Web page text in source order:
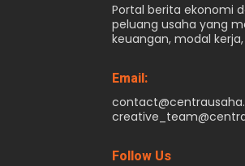
Portal berita ekonomi
peluang usaha yang
keuangan, modal
Email:
Follow Us